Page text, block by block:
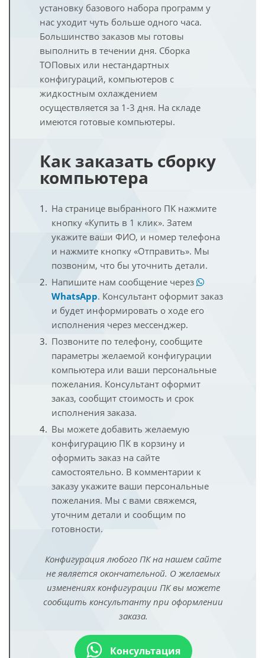
установку базового набора программ у
нас уходит чуть больше одного часа.
Большинство заказов мы готовы
выполнить в течении дня. Сборка
ТОПовых или нестандартных
конфигураций, компьютеров с
жидкостным охлаждением
осуществляется за 1-3 дня. На складе
имеются готовые компьютеры.
Как заказать сборку
компьютера
На странице выбранного ПК нажмите
кнопку «Купить в 1 клик». Затем
укажите ваши ФИО, и номер телефона
и нажмите кнопку «Отправить». Мы
позвоним, что бы уточнить детали.
Напишите нам сообщение через
WhatsApp. Консультант оформит заказ
и будет информировать о ходе его
исполнения через мессенджер.
Позвоните по телефону, сообщите
параметры желаемой конфигурации
компьютера или ваши персональные
пожелания. Консультант оформит
заказ, сообщит стоимость и срок
исполнения заказа.
Вы можете добавить желаемую
конфигурацию ПК в корзину и
оформить заказ на сайте
самостоятельно. В комментарии к
заказу укажите ваши персональные
пожелания. Мы с вами свяжемся,
уточним детали и сообщим по
готовности.
Конфигурация любого ПК на нашем сайте
не является окончательной. О желаемых
изменениях конфигурации ПК вы можете
сообщить консультанту при оформлении
заказа.
Консультация